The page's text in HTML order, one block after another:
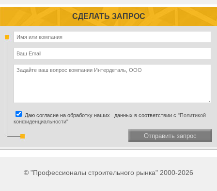
СДЕЛАТЬ ЗАПРОС
Даю согласие на обработку наших данных в соответствии с "Политикой
конфиденциальности"
Отправить запрос
© "Профессионалы строительного рынка" 2000-2026